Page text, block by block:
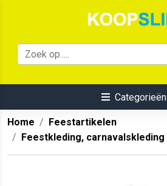
Categorieën
Home
Feestartikelen
Feestkleding, carnavalskleding